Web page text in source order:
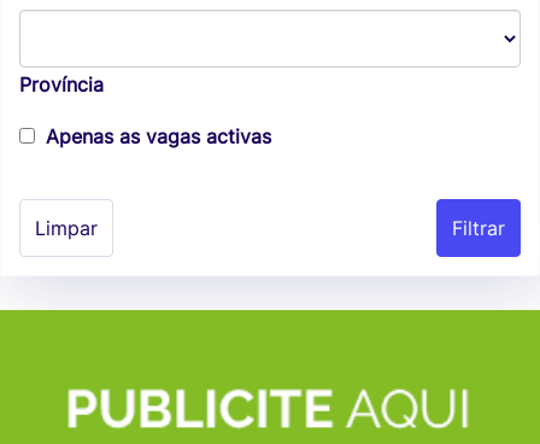
Província
Apenas as vagas activas
Limpar